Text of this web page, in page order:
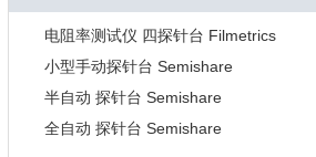
电阻率测试仪 四探针台 Filmetrics
小型手动探针台 Semishare
半自动 探针台 Semishare
全自动 探针台 Semishare